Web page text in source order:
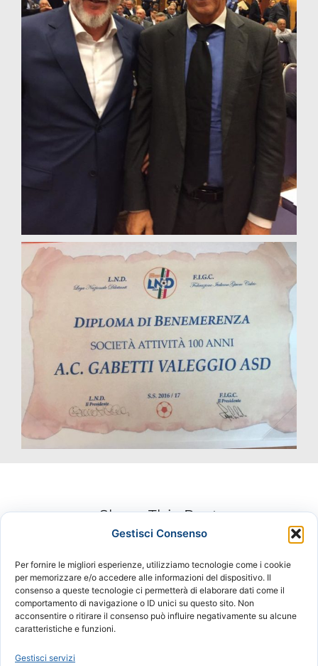
Gestisci Consenso
Per fornire le migliori esperienze, utilizziamo tecnologie come i cookie
per memorizzare e/o accedere alle informazioni del dispositivo. Il
consenso a queste tecnologie ci permetterà di elaborare dati come il
comportamento di navigazione o ID unici su questo sito. Non
acconsentire o ritirare il consenso può influire negativamente su alcune
caratteristiche e funzioni.
Gestisci servizi
Share This Post
© 2024 VALEGGIO CALCIO ASD | Tutti i diritti